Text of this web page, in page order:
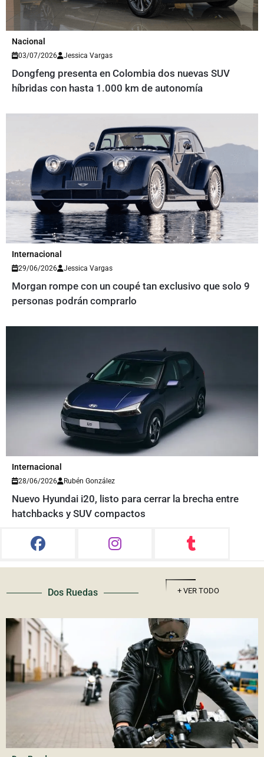
Nacional
03/07/2026 Jessica Vargas
Dongfeng presenta en Colombia dos nuevas SUV
híbridas con hasta 1.000 km de autonomía
Internacional
29/06/2026 Jessica Vargas
Morgan rompe con un coupé tan exclusivo que solo 9
personas podrán comprarlo
Internacional
28/06/2026 Rubén González
Nuevo Hyundai i20, listo para cerrar la brecha entre
hatchbacks y SUV compactos
Dos Ruedas + VER TODO